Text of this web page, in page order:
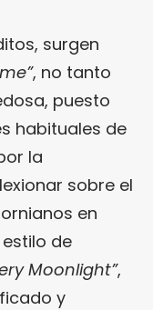
surgen
, no tanto
puesto
habituales de
la
sobre el
en
de
Moonlight”,
y